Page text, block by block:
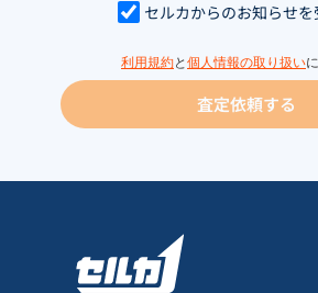
セルカからのお知らせを
利用規約と 個人情報の取り扱い
査定依頼する